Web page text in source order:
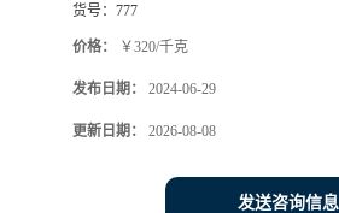
货号： 777
价格： ￥320/千克
发布日期： 2024-06-29
更新日期： 2026-08-08
发送咨询信息